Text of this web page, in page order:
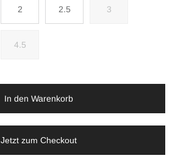
2 2.5 3
4.5
In den Warenkorb
Jetzt zum Checkout